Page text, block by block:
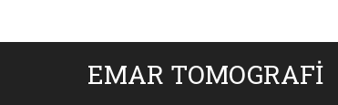
EMAR TOMOGRAFI